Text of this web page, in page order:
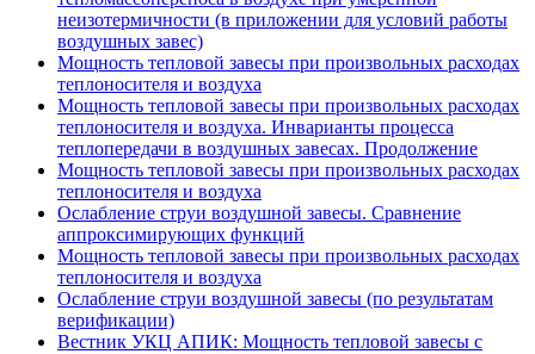
неизотермичности (в приложении для условий работы
воздушных завес)
Мощность тепловой завесы при произвольных расходах
теплоносителя и воздуха
Мощность тепловой завесы при произвольных расходах
теплоносителя и воздуха. Инварианты процесса
теплопередачи в воздушных завесах. Продолжение
Мощность тепловой завесы при произвольных расходах
теплоносителя и воздуха
Ослабление струи воздушной завесы. Сравнение
аппроксимирующих функций
Мощность тепловой завесы при произвольных расходах
теплоносителя и воздуха
Ослабление струи воздушной завесы (по результатам
верификации)
Вестник УКЦ АПИК: Мощность тепловой завесы с